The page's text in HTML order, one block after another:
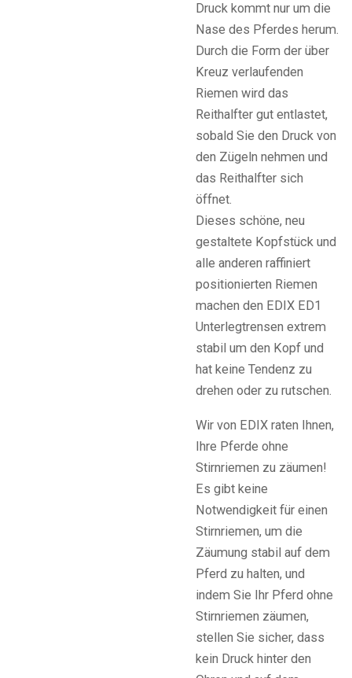
Druck kommt nur um die
Nase des Pferdes herum.
Durch die Form der über
Kreuz verlaufenden
Riemen wird das
Reithalfter gut entlastet,
sobald Sie den Druck von
den Zügeln nehmen und
das Reithalfter sich
öffnet.
Dieses schöne, neu
gestaltete Kopfstück und
alle anderen raffiniert
positionierten Riemen
machen den EDIX ED1
Unterlegtrensen extrem
stabil um den Kopf und
hat keine Tendenz zu
drehen oder zu rutschen.
Wir von EDIX raten Ihnen,
Ihre Pferde ohne
Stirnriemen zu zäumen!
Es gibt keine
Notwendigkeit für einen
Stirnriemen, um die
Zäumung stabil auf dem
Pferd zu halten, und
indem Sie Ihr Pferd ohne
Stirnriemen zäumen,
stellen Sie sicher, dass
kein Druck hinter den